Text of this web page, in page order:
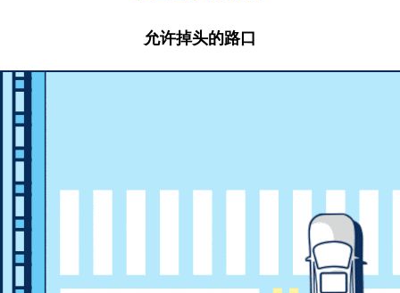
允许掉头的路口